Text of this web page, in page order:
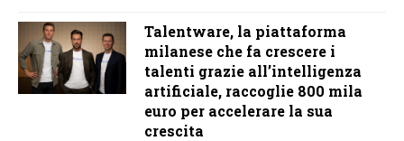
Talentware, la piattaforma
milanese che fa crescere i
talenti grazie all’intelligenza
artificiale, raccoglie 800 mila
euro per accelerare la sua
crescita